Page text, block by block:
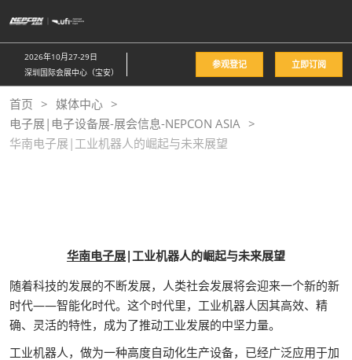
接
跳
至
内
容
2026年10月27-29日
深圳国际会展中心（宝安）
参观登记 立即订阅
首页
媒体中心
电子展|电子设备展-展会信息-NEPCON ASIA
华南电子展|工业机器人的崛起与未来展望
华南电子展|工业机器人的崛起与未来展望
随着科技的发展的不断发展，人类社会发展将会迎来一个新的新
时代——智能化时代。这个时代里，工业机器人因其高效、精
确、灵活的特性，成为了推动工业发展的中坚力量。
工业机器人，做为一种高度自动化生产设备，已经广泛应用于加